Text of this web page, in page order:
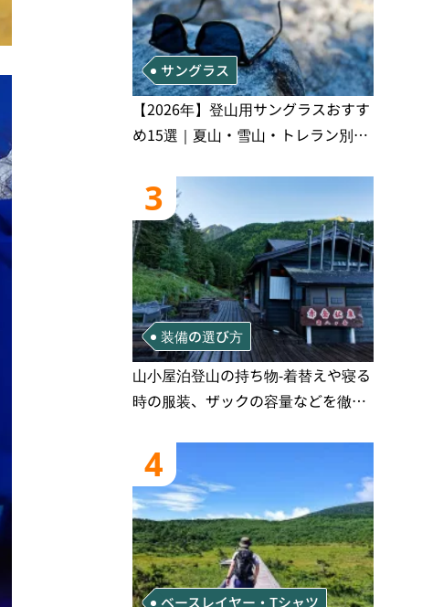
サングラス
【2026年】登山用サングラスおすす
め15選｜夏山・雪山・トレラン別、
3
装備の選び方
山小屋泊登山の持ち物‐着替えや寝る
時の服装、ザックの容量などを徹底
4
ベースレイヤー・Tシャツ